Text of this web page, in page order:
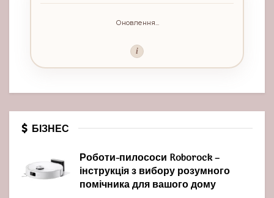
Оновлення...
i
БІЗНЕС
Роботи-пилососи Roborock –
інструкція з вибору розумного
помічника для вашого дому